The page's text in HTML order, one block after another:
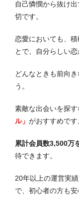
自己憐憫から抜け
切です。
恋愛においても、
とで、自分らしい恋
どんなときも前向
う。
素敵な出会いを探す
ル」 がおすすめです
累計会員数3,500万
待できます。
20年以上の運営実
で、初心者の方も安